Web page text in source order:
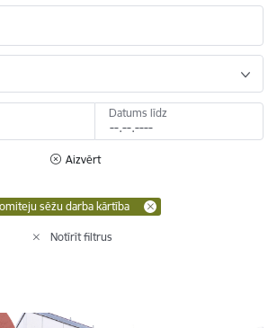
Datums līdz
Aizvērt
sēžu darba kārtība
Notīrīt filtrus